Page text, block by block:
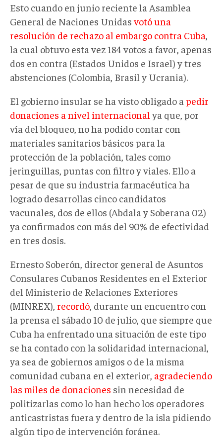
Esto cuando en junio reciente la Asamblea
General de Naciones Unidasvotó una
resolución de rechazo al embargo contra Cuba
la cual obtuvo esta vez 184 votos a favor, apenas
dos en contra (Estados Unidos e Israel) y tres
abstenciones (Colombia, Brasil y Ucrania).
El gobierno insular se ha visto obligado a pedir
donaciones a nivel internacional ya que, por
vía del bloqueo, no ha podido contar con
materiales sanitarios básicos para la
protección de la población, tales como
jeringuillas, puntas con filtro y viales. Ello a
pesar de que su industria farmacéutica ha
logrado desarrollas cinco candidatos
vacunales, dos de ellos (Abdala y Soberana 02)
ya confirmados con más del 90% de efectividad
en tres dosis.
Ernesto Soberón, director general de Asuntos
Consulares Cubanos Residentes en el Exterior
del Ministerio de Relaciones Exteriores
(MINREX), recordó , durante un encuentro con
la prensa el sábado 10 de julio, que siempre que
Cuba ha enfrentado una situación de este tipo
se ha contado con la solidaridad internacional,
ya sea de gobiernos amigos o de la misma
comunidad cubana en el exterior, agradeciendo
las miles de donaciones sin necesidad de
politizarlas como lo han hecho los operadores
anticastristas fuera y dentro de la isla pidiendo
algún tipo de intervención foránea.